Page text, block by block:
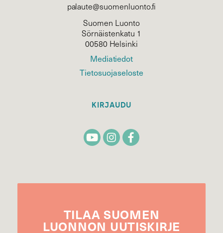
palaute@suomenluonto.fi
Suomen Luonto
Sörnäistenkatu 1
00580 Helsinki
Mediatiedot
Tietosuojaseloste
KIRJAUDU
TILAA SUOMEN
LUONNON UUTIS­KIRJE